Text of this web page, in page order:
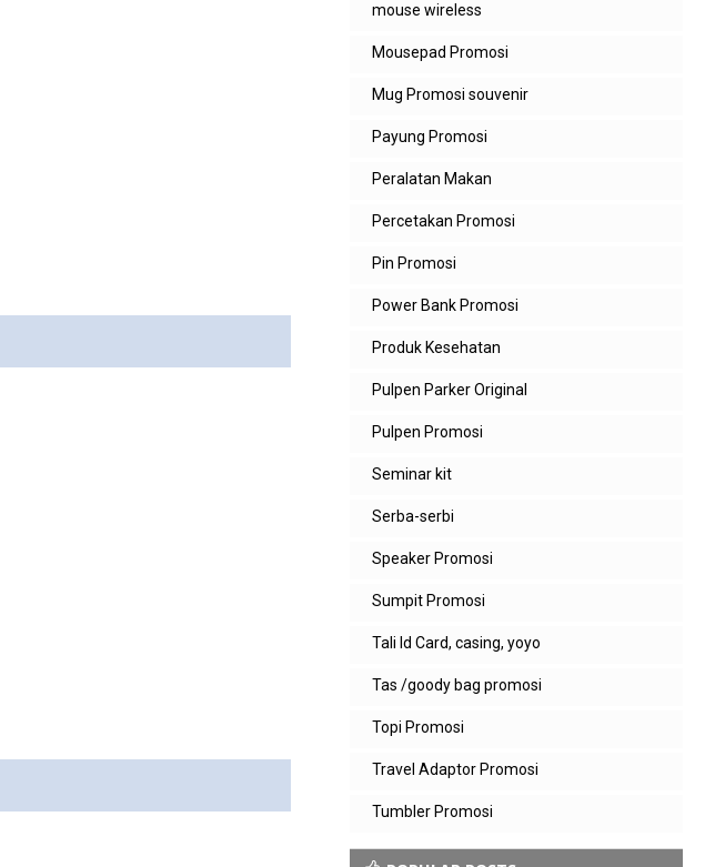
mouse wireless
Mousepad Promosi
Mug Promosi souvenir
Payung Promosi
Peralatan Makan
Percetakan Promosi
Pin Promosi
Power Bank Promosi
Produk Kesehatan
Pulpen Parker Original
Pulpen Promosi
Seminar kit
Serba-serbi
Speaker Promosi
Sumpit Promosi
Tali Id Card, casing, yoyo
Tas /goody bag promosi
Topi Promosi
Travel Adaptor Promosi
Tumbler Promosi